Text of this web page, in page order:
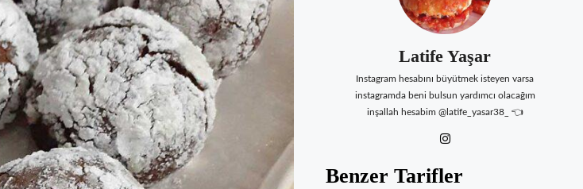
Latife Yaşar
Instagram hesabını büyütmek isteyen varsa
instagramda beni bulsun yardımcı olacağım
inşallah hesabim @latife_yasar38_ 👈
Benzer Tarifler